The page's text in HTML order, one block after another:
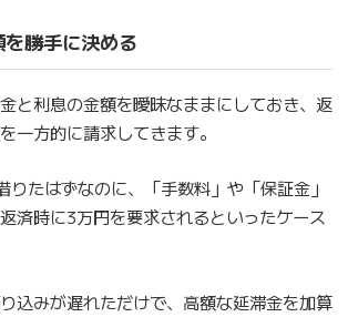
を勝手に決める
と利息の金額を曖昧なままにしておき、返
一方的に請求してきます。
たはずなのに、「手数料」や「保証金」
済時に3万円を要求されるといったケース
込みが遅れただけで、高額な延滞金を加算